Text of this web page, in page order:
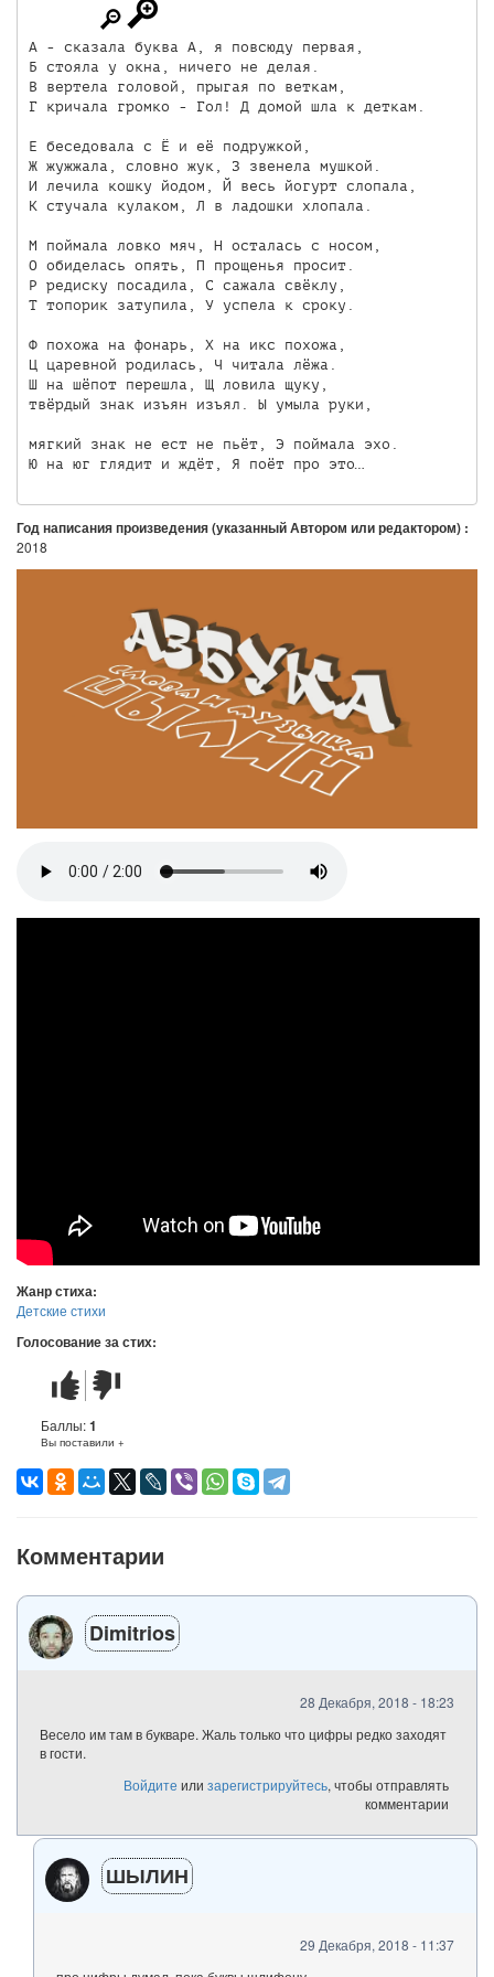
А - сказала буква А, я повсюду первая,
Б стояла у окна, ничего не делая.
В вертела головой, прыгая по веткам,
Г кричала громко - Гол! Д домой шла к деткам.
Е беседовала с Ё и её подружкой,
Ж жужжала, словно жук, З звенела мушкой.
И лечила кошку йодом, Й весь йогурт слопала,
К стучала кулаком, Л в ладошки хлопала.
М поймала ловко мяч, Н осталась с носом,
О обиделась опять, П прощенья просит.
Р редиску посадила, С сажала свёклу,
Т топорик затупила, У успела к сроку.
Ф похожа на фонарь, X на икс похожа,
Ц царевной родилась, Ч читала лёжа.
Ш на шёпот перешла, Щ ловила щуку,
твёрдый знак изъян изъял. Ы умыла руки,
мягкий знак не ест не пьёт, Э поймала эхо.
Ю на юг глядит и ждёт, Я поёт про это…
Год написания произведения (указанный Автором или редактором) :
2018
Жанр стиха:
Детские стихи
Голосование за стих:
Стих
понравился
Стих
не
понравился
Баллы:1
Вы поставили +
Комментарии
Dimitrios
28 Декабря, 2018 - 18:23
Весело им там в букваре. Жаль только что цифры редко заходят
в гости.
Войдите или зарегистрируйтесь, чтобы отправлять
комментарии
ШЫЛИН
29 Декабря, 2018 - 11:37